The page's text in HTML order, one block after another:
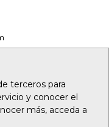
terceros para
y conocer el
más, acceda a